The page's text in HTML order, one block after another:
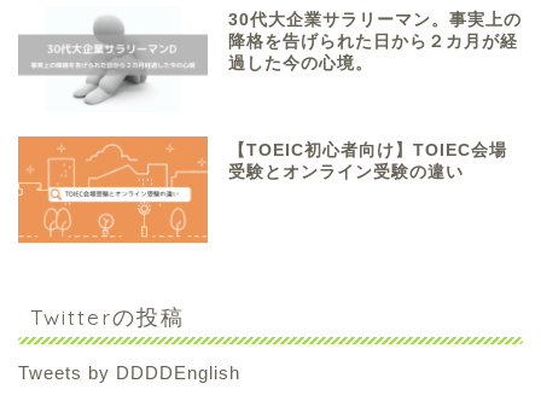
30代大企業サラリーマン。事実上の
降格を告げられた日から２カ月が経
過した今の心境。
【TOEIC初心者向け】TOIEC会場
受験とオンライン受験の違い
Twitterの投稿
Tweets by DDDDEnglish